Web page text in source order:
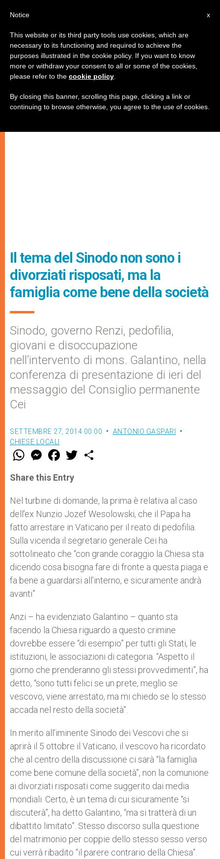
Il tema del Sinodo non sono i
divorziati risposati, ma la
famiglia come bene della società
Sinodo, governo Renzi, pedofilia,
giovani e disoccupazione
nell’intervento di mons. Galantino, nella
conferenza di presentazione di ieri del
messaggio del Consiglio permanente
Cei
SETTEMBRE 27, 2014 00:00
ANTONIO GASPARI
CHIESE LOCALI
W
t
s
p
p
M
e
s
e
g
e
r
F
a
e
b
o
k
w
r
Share this Entry
Nel turbine di domande, la prima è relativa al caso
dell’ex Nunzio Jozef Wesolowski, che il Papa ha
fatto arrestare in Vaticano per il reato di pedofilia.
Sulla vicenda il segretario generale Cei ha
sottolineato che “con grande coraggio la Chiesa sta
dicendo cosa bisogna fare di fronte a questa piaga e
fa bene a guardarsi all’interno, e sicuramente andrà
avanti”
Anzi – ha evidenziato Galantino – quanto sta
facendo la Chiesa riguardo a questo crimine
dovrebbe essere “di esempio” per tutti gli Stati, le
istituzioni, le associazioni di categoria. “Aspetto il
giorno che prenderanno gli stessi provvedimenti”, ha
detto, “sono tutti felici se un prete, meglio se
vescovo, viene arrestato, ma mi chiedo se lo stesso
accada nel resto della società”.
In merito all’iminente Sinodo dei Vescovi che si
aprirà il 5 ottobre il Vaticano, il vescovo ha ricordato
che al centro della discussione ci sarà “la famiglia
come bene comune della società”, non la comunione
ai divorziati risposati come suggerito dai media
mondiali. Certo, è un tema di cui sicuramente “si
discuterà”, ha detto Galantino, “ma si tratterà di un
dibattito limitato”. Stesso discorso sulla questione
del matrimonio per coppie dello stesso sesso verso
cui verrà ribadito “il parere contrario della Chiesa”.
x
Notice
This website or its third party tools use cookies, which are
necessary to its functioning and required to achieve the
purposes illustrated in the cookie policy. If you want to know
more or withdraw your consent to all or some of the cookies,
please refer to the cookie policy
By closing this banner, scrolling this page, clicking a link or
continuing to browse otherwise, you agree to the use of cookies.